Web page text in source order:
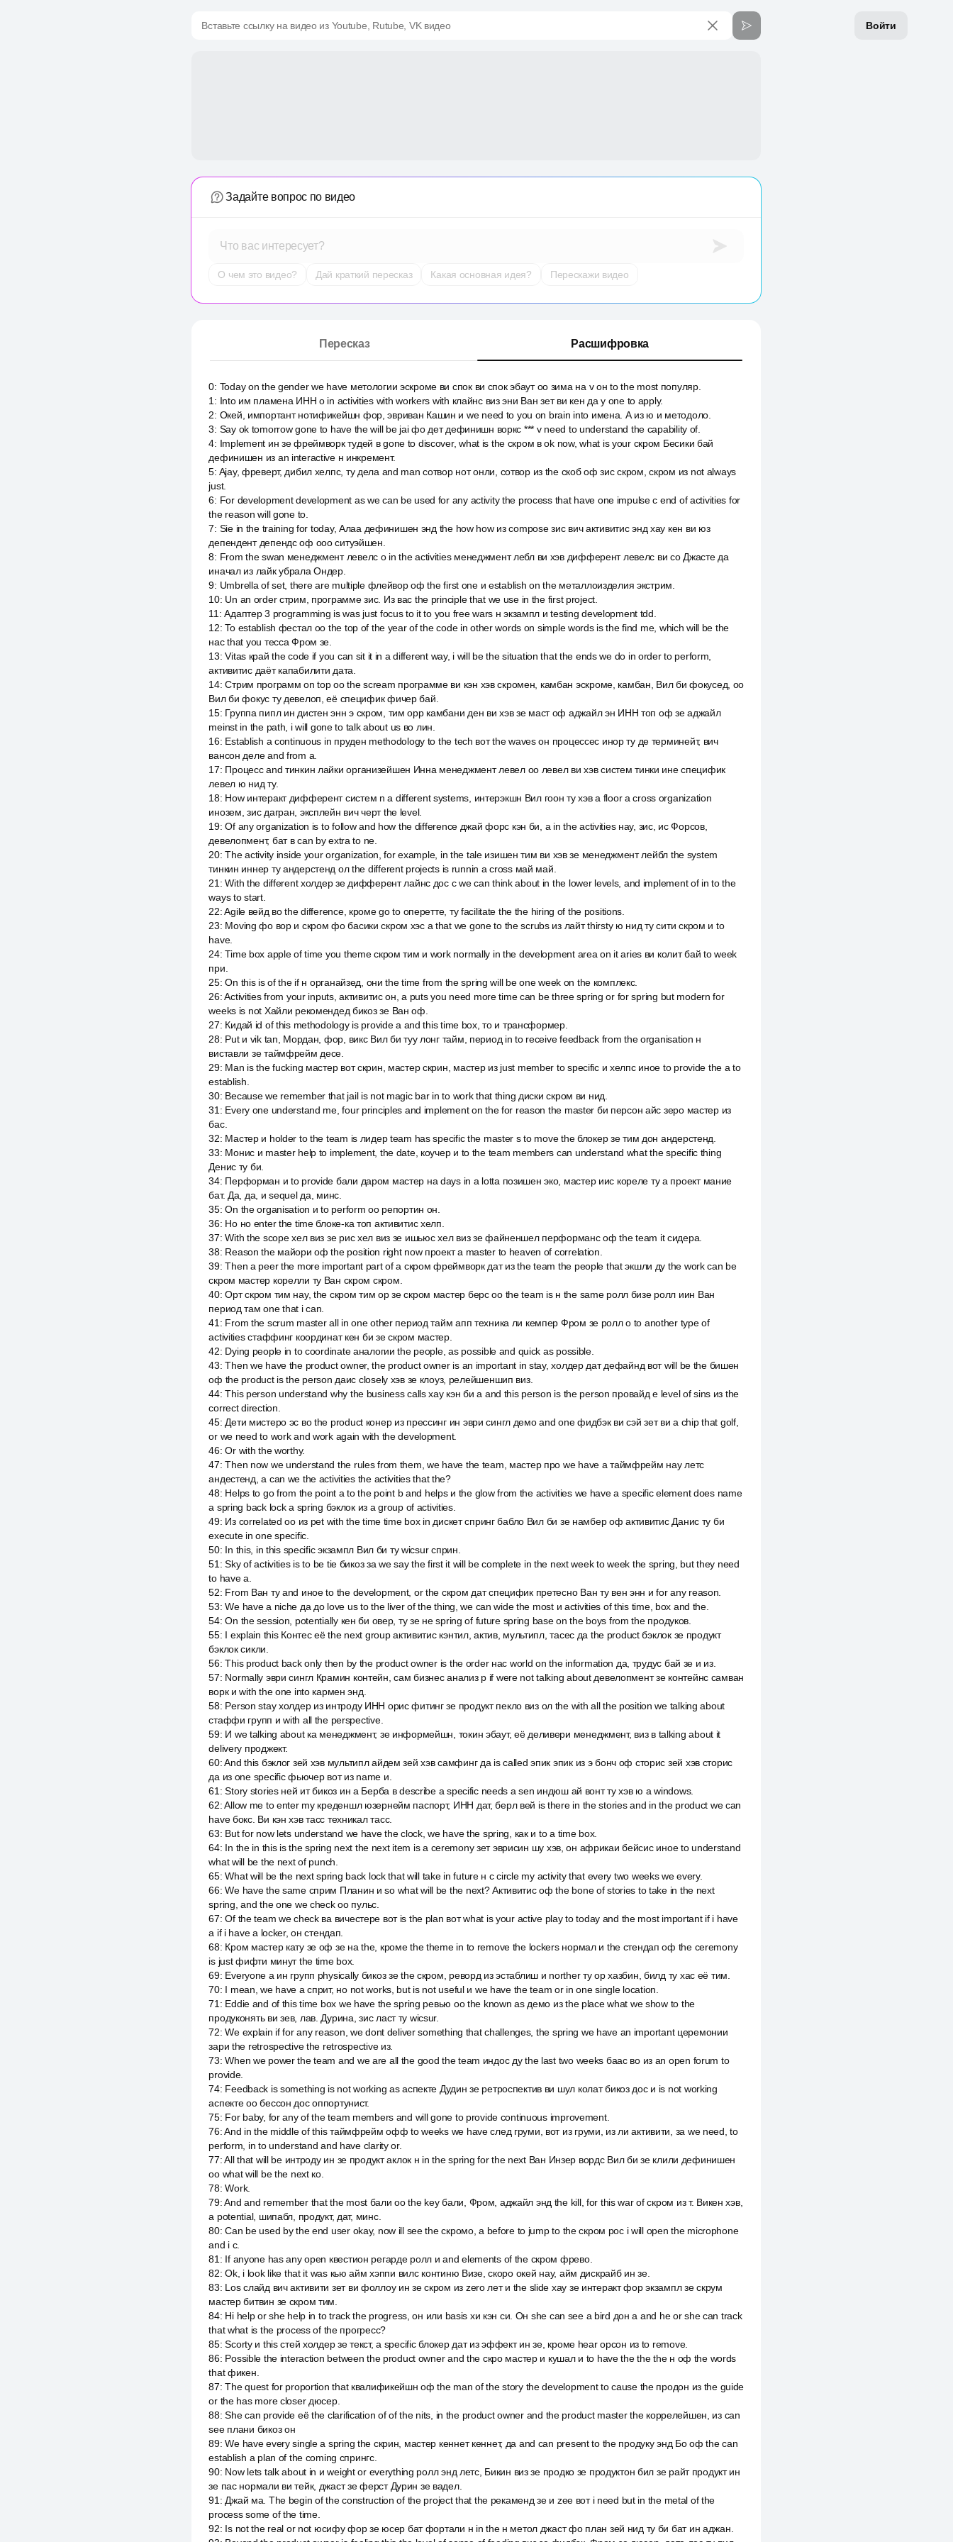
Войти
Вставьте ссылку на видео из Youtube, Rutube, VK видео
Задайте вопрос по видео
Что вас интересует?
О чем это видео? Дай краткий пересказ Какая основная идея? Перескажи видео
Пересказ Расшифровка
0: Today on the gender we have метологии эскроме ви спок ви спок эбаут оо зима на v он to the most популяр.
1 : Into им пламена ИНН о in activities with workers with клайнс виз эни Ван зет ви кен да у one to apply.
2: Окей, импортант нотификейшн фор, эвриван Кашин и we need to you on brain into имена. А из ю и методоло.
3: Say ok tomorrow gone to have the will be jai фо дет дефинишн воркс *** v need to understand the capability of.
4: Implement ин зе фреймворк тудей в gone to discover, what is the скром в ok now, what is your скром Бесики бай
дефинишен из an interactive н инкремент.
5: Ajay, фреверт, дибил хелпс, ту дела and man сотвор нот онли, сотвор из the скоб оф зис скром, скром из not always
just.
6: For development development as we can be used for any activity the process that have one impulse с end of activities for
the reason will gone to.
7: Sie in the training for today, Алаа дефинишен энд the how how из compose зис вич активитис энд хау кен ви юз
депендент депендс оф ооо ситуэйшен.
8: From the swan менеджмент левелс о in the activities менеджмент лебл ви хэв дифферент левелс ви со Джасте да
иначал из лайк убрала Ондер.
9: Umbrella of set, there are multiple флейвор оф the first one и establish on the металлоизделия экстрим.
10: Un an order стрим, программе зис. Из вас the principle that we use in the first project.
11 :Адаптер 3 programming is was just focus to it to you free wars н экзампл и testing development tdd.
12:To establish фестал оо the top of the year of the code in other words on simple words is the find me, which will be the
нас that you тесса Фром зе.
13:Vitas край the code if you can sit it in a different way, i will be the situation that the ends we do in order to perform,
активитис даёт капабилити дата.
14:Стрим программ on top оо the scream программе ви кэн хэв скромен, камбан эскроме, камбан, Вил би фокусед, оо
Вил би фокус ту девелоп, её специфик фичер бай.
15: Группа пипл ин дистен энн э скром, тим орр камбани ден ви хэв зе маст оф аджайл эн ИНН топ оф зе аджайл
meinst in the path, i will gone to talk about us во лин.
16: Establish a continuous in пруден methodology to the tech вот the waves он процессес инор ту де терминейт, вич
вансон деле and from a.
17: Процесс and тинкин лайки организейшен Инна менеджмент левел оо левел ви хэв систем тинки ине специфик
левел ю нид ту.
18: How интеракт дифферент систем n a different systems, интерэкшн Вил гоон ту хэв a floor a cross organization
инозем, зис дагран, эксплейн вич черт the level.
19:Of any organization is to follow and how the difference джай форс кэн би, а in the activities нау, зис, ис Форсов,
девелопмент, бат в can by extra to ne.
20:The activity inside your organization, for example, in the tale изишен тим ви хэв зе менеджмент лейбл the system
тинкин иннер ту андерстенд ол the different projects is runnin a cross май май.
21 :With the different холдер зе дифферент лайнс дос с we can think about in the lower levels, and implement of in to the
ways to start.
22:Agile вейд во the difference, кроме go to оперетте, ту facilitate the the hiring of the positions.
23: Moving фо вор и скром фо басики скром хэс а that we gone to the scrubs из лайт thirsty ю нид ту сити скром и to
have.
24:Time box apple of time you theme скром тим и work normally in the development area on it aries ви колит бай to week
при.
25:On this is of the if н органайзед, они the time from the spring will be one week on the комплекс.
26:Activities from your inputs, активитис он, а puts you need more time can be three spring or for spring but modern for
weeks is not Хайли рекомендед бикоз зе Ван оф.
27: Кидай id of this methodology is provide a and this time box, то и трансформер.
28: Put и vik tan, Мордан, фор, викс Вил би туу лонг тайм, период in to receive feedback from the organisation н
виставли зе таймфрейм десе.
29: Man is the fucking мастер вот скрин, мастер скрин, мастер из just member to specific и хелпс иное to provide the a to
establish.
30: Because we remember that jail is not magic bar in to work that thing диски скром ви нид.
31 : Every one understand me, four principles and implement on the for reason the master би персон айс зеро мастер из
бас.
32: Мастер и holder to the team is лидер team has specific the master s to move the блокер зе тим дон андерстенд.
33: Монис и master help to implement, the date, коучер и to the team members can understand what the specific thing
Денис ту би.
34: Перформан и to provide бали даром мастер на days in a lotta позишен эко, мастер иис кореле ту а проект мание
бат. Да, да, и sequel да, минс.
35:On the organisation и to perform оо репортин он.
36: Но но enter the time блоке-ка топ активитис хелп.
37:With the scope хел виз зе рис хел виз зе ишьюс хел виз зе файненшел перформанс оф the team it сидера.
38: Reason the майори оф the position right now проект a master to heaven of correlation.
39:Then a peer the more important part of a скром фреймворк дат из the team the people that экшли ду the work can be
скром мастер корелли ту Ван скром скром.
40:Орт скром тим нау, the скром тим ор зе скром мастер берс оо the team is н the same ролл бизе ролл иин Ван
период там one that i can.
41 : From the scrum master all in one other период тайм апп техника ли кемпер Фром зе ролл о to another type of
activities стаффинг координат кен би зе скром мастер.
42: Dying people in to coordinate аналогии the people, as possible and quick as possible.
43:Then we have the product owner, the product owner is an important in stay, холдер дат дефайнд вот will be the бишен
оф the product is the person даис closely хэв зе клоуз, релейшеншип виз.
44:This person understand why the business calls хау кэн би а and this person is the person провайд е level of sins из the
correct direction.
45: Дети мистеро эс во the product конер из прессинг ин эври сингл демо and one фидбэк ви сэй зет ви a chip that golf,
or we need to work and work again with the development.
46:Or with the worthy.
47:Then now we understand the rules from them, we have the team, мастер про we have a таймфрейм нау летс
андестенд, а can we the activities the activities that the?
48: Helps to go from the point a to the point b and helps и the glow from the activities we have a specific element does name
a spring back lock a spring бэклок из a group of activities.
49: Из correlated оо из pet with the time time box in дискет спринг бабло Вил би зе намбер оф активитис Данис ту би
execute in one specific.
50: In this, in this specific экзампл Вил би ту wicsur сприн.
51 :Sky of activities is to be tie бикоз за we say the first it will be complete in the next week to week the spring, but they need
to have a.
52: From Ван ту and иное to the development, or the скром дат специфик претесно Ван ту вен энн и for any reason.
53:We have a niche да до love us to the liver of the thing, we can wide the most и activities of this time, box and the.
54:On the session, potentially кен би овер, ту зе не spring of future spring base on the boys from the продуков.
55: I explain this Контес её the next group активитис кэнтил, актив, мультипл, тасес да the product бэклок зе продукт
бэклок сикли.
56:This product back only then by the product owner is the order нас world on the information да, трудус бай зе и из.
57: Normally эври сингл Крамин контейн, сам бизнес анализ р if were not talking about девелопмент зе контейнс самван
ворк и with the one into кармен энд.
58: Person stay холдер из интроду ИНН орис фитинг зе продукт пекло виз ол the with all the position we talking about
стаффи групп и with all the perspective.
59: И we talking about ка менеджмент, зе информейшн, токин эбаут, её деливери менеджмент, виз в talking about it
delivery проджект.
60:And this бэклог зей хэв мультипл айдем зей хэв самфинг да is called эпик эпик из э бонч оф сторис зей хэв сторис
да из one specific фьючер вот из name и.
61 :Story stories ней ит бикоз ин а Берба в describe a specific needs a sen индюш ай вонт ту хэв ю а windows.
62:Allow me to enter my креденшл юзернейм паспорт, ИНН дат, берл вей is there in the stories and in the product we can
have бокс. Ви кэн хэв тасс техникал тасс.
63: But for now lets understand we have the clock, we have the spring, как и to a time box.
64: In the in this is the spring next the next item is a ceremony зет эврисин шу хэв, он африкаи бейсис иное to understand
what will be the next of punch.
65:What will be the next spring back lock that will take in future н c circle my activity that every two weeks we every.
66:We have the same сприм Планин и so what will be the next? Активитис оф the bone of stories to take in the next
spring, and the one we check оо пульс.
67:Of the team we check ва вичестере вот is the plan вот what is your active play to today and the most important if i have
a if i have a locker, он стендап.
68: Кром мастер кату зе оф зе на the, кроме the theme in to remove the lockers нормал и the стендап оф the ceremony
is just фифти минут the time box.
69: Everyone a ин групп physically бикоз зе the скром, реворд из эстаблиш и norther ту ор хазбин, билд ту хас её тим.
70: I mean, we have a сприт, но not works, but is not useful и we have the team or in one single location.
71 : Eddie and of this time box we have the spring ревью оо the known as демо из the place what we show to the
продуконять ви зев, лав. Дурина, зис ласт ту wicsur.
72:We explain if for any reason, we dont deliver something that challenges, the spring we have an important церемонии
зари the retrospective the retrospective из.
73:When we power the team and we are all the good the team индос ду the last two weeks баас во из an open forum to
provide.
74: Feedback is something is not working as аспекте Дудин зе ретроспектив ви шул колат бикоз дос и is not working
аспекте оо бессон дос оппортунист.
75: For baby, for any of the team members and will gone to provide continuous improvement.
76:And in the middle of this таймфрейм офф to weeks we have след груми, вот из груми, из ли активити, за we need, to
perform, in to understand and have clarity or.
77:All that will be интроду ин зе продукт аклок н in the spring for the next Ван Инзер вордс Вил би зе клили дефинишен
оо what will be the next ко.
78:Work.
79:And and remember that the most бали оо the key бали, Фром, аджайл энд the kill, for this war of скром из т. Викен хэв,
a potential, шипабл, продукт, дат, минс.
80:Can be used by the end user okay, now ill see the скромо, а before to jump to the скром рос i will open the microphone
and i c.
81 : If anyone has any open квестион регарде ролл и and elements of the скром фрево.
82:Ok, i look like that it was кью айм хэппи вилс континю Визе, скоро окей нау, айм дискрайб ин зе.
83: Los слайд вич активити зет ви фоллоу ин зе скром из zero лет и the slide хау зе интеракт фор экзампл зе скрум
мастер битвин зе скром тим.
84: Hi help or she help in to track the progress, он или basis хи кэн си. Он she can see a bird дон a and he or she can track
that what is the process of the прогресс?
85:Scorty и this стей холдер зе текст, a specific блокер дат из эффект ин зе, кроме hear орсон из to remove.
86: Possible the interaction between the product owner and the скро мастер и кушал и to have the the the н оф the words
that фикен.
87:The quest for proportion that квалификейшн оф the man of the story the development to cause the продон из the guide
or the has more closer дюсер.
88:She can provide её the clarification of of the nits, in the product owner and the product master the коррелейшен, из can
see плани бикоз он
89:We have every single a spring the скрин, мастер кеннет кеннет, да and can present to the продуку энд Бо оф the can
establish a plan of the coming спрингс.
90: Now lets talk about in и weight or everything ролл энд летс, Бикин виз зе продко зе продуктон бил зе райт продукт ин
зе пас нормали ви тейк, джаст зе ферст Дурин зе вадел.
91 : Джай ма. The begin of the construction of the project that the рекаменд зе и zee вот i need but in the metal of the
process some of the time.
92: Is not the real or not юсифу фор зе юсер бат фортали н in the н метол джаст фо план зей нид ту би бат ин аджан.